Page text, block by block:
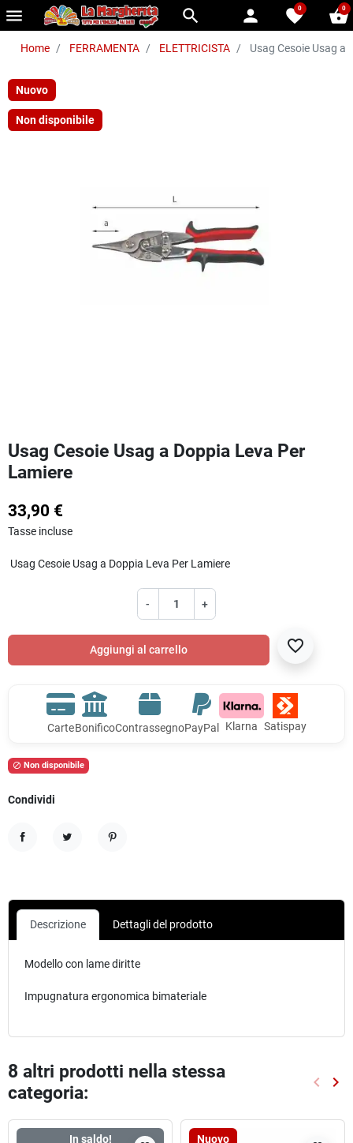
menu search person favorite
0 shopping_basket
0
Home FERRAMENTA ELETTRICISTA Usag Cesoie Usag a
Nuovo
Non disponibile
Usag Cesoie Usag a Doppia Leva Per
Lamiere
33,90 €
Tasse incluse
Usag Cesoie Usag a Doppia Leva Per Lamiere
- +
Aggiungi al carrello favorite_border
CarteBonificoContrassegnoPayPal Klarna Satispay
 Non disponibile
Condividi
Descrizione Dettagli del prodotto
Modello con lame diritte
Impugnatura ergonomica bimateriale
8 altri prodotti nella stessa
categoria:
keyboard_arrow_left keyboard_arrow_right
In saldo! Nuovo